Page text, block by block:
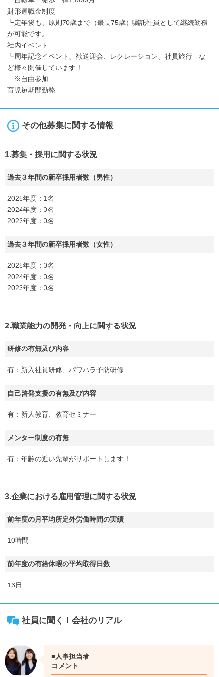
財形退職金制度
┗定年後も、原則70歳まで（最長75歳）嘱託社員として継続勤務
が可能です。
社内イベント
┗周年記念イベント、歓送迎会、レクレーション、社員旅行 な
ど様々開催しています！
※自由参加
育児短期間勤務
その他募集に関する情報
1.募集・採用に関する状況
過去３年間の新卒採用者数（男性）
2025年度：1名
2024年度：0名
2023年度：0名
過去３年間の新卒採用者数（女性）
2025年度：0名
2024年度：0名
2023年度：0名
2.職業能力の開発・向上に関する状況
研修の有無及び内容
有：新入社員研修、パワハラ予防研修
自己啓発支援の有無及び内容
有：新人教育、教育セミナー
メンター制度の有無
有：年齢の近い先輩がサポートします！
3.企業における雇用管理に関する状況
前年度の月平均所定外労働時間の実績
10時間
前年度の有給休暇の平均取得日数
13日
社員に聞く！会社のリアル
■人事担当者
コメント